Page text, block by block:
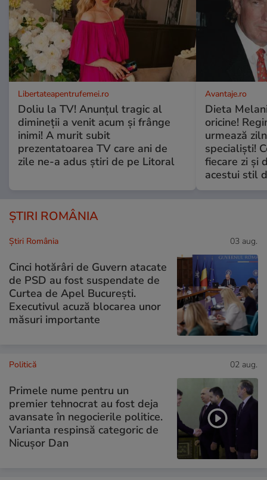
Libertateapentrufemei.ro
Doliu la TV! Anunțul tragic al
dimineții a venit acum și frânge
inimi! A murit subit
prezentatoarea TV care ani de
zile ne-a adus știri de pe Litoral
Avantaje.ro
Dieta
oricine!
urmează
specialiști!
fiecare zi și
acestui stil
ȘTIRI ROMÂNIA
Știri România 03 aug.
Cinci hotărâri de Guvern atacate
de PSD au fost suspendate de
Curtea de Apel București.
Executivul acuză blocarea unor
măsuri importante
Politică 02 aug.
Primele nume pentru un
premier tehnocrat au fost deja
avansate în negocierile politice.
Varianta respinsă categoric de
Nicușor Dan